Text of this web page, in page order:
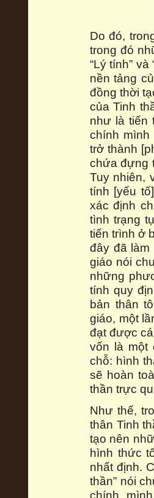
Do đó,
trong đó
“Lý tính”
nền tảng
đồng thời
của Tinh
như là tiến
chính
trở thành
chứa đựng
Tuy nhiên,
tính [yếu
xác định
tình trạng
tiến trình ở
đây đã làm
giáo nói
những
tính quy
bản thân
giáo, một
đạt được
vốn là một
chỗ: hình
sẽ hoàn
thần trực
Như thế,
thân Tinh
tạo nên
hình thức
nhất định.
thần” nói
chính